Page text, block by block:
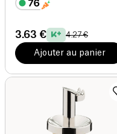
3.63 € 4.27 €
Ajouter au panier